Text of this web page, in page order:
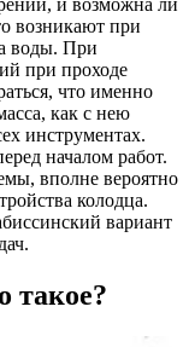
и возможна ли
возникают при
воды. При
при проходе
что именно
как с нею
инструментах.
началом работ.
вполне вероятно
колодца.
вариант
такое?